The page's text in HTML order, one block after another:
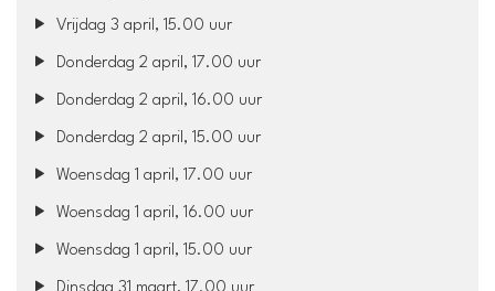
Vrijdag 3 april, 15.00 uur
Donderdag 2 april, 17.00 uur
Donderdag 2 april, 16.00 uur
Donderdag 2 april, 15.00 uur
Woensdag 1 april, 17.00 uur
Woensdag 1 april, 16.00 uur
Woensdag 1 april, 15.00 uur